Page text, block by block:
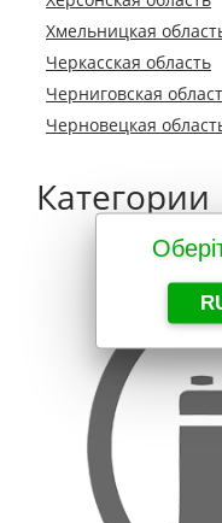
Хмельницкая
Черкасская область
Черниговская
Черновецкая
Категории